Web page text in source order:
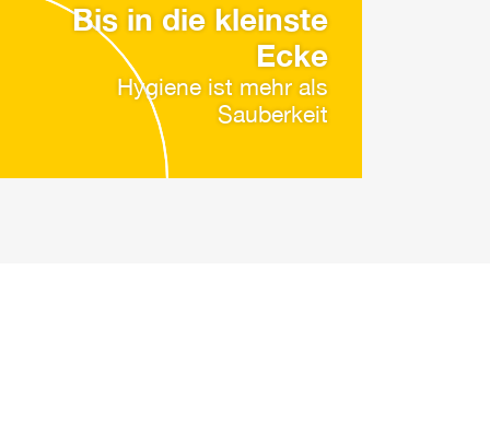
Bis in die kleinste
Ecke
Hygiene ist mehr als
Sauberkeit